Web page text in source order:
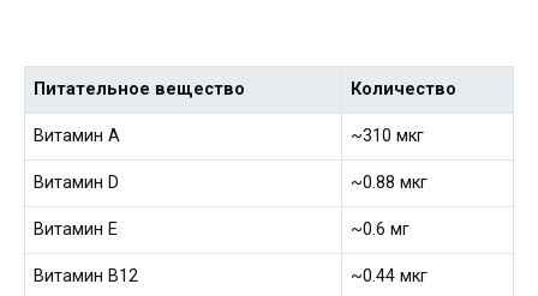
Питательное вещество Количество
Витамин А ~310 мкг
Витамин D ~0.88 мкг
Витамин E ~0.6 мг
Витамин B12 ~0.44 мкг